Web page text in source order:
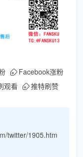
Facebook涨粉
观看 推特刷赞
twitter/1905.htm